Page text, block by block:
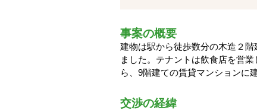
事案の概要
建物は駅から徒歩数分の木造２
ました。テナントは飲食店を営
ら、9階建ての賃貸マンションに
交渉の経緯